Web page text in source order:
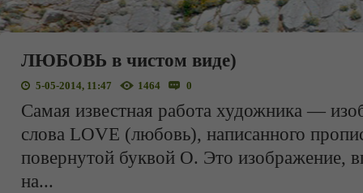
ЛЮБОВЬ в чистом виде)
5-05-2014, 11:47 1464 0
Самая известная работа художника —
слова LOVE (любовь), написанного
повернутой буквой O. Это изображение,
на...